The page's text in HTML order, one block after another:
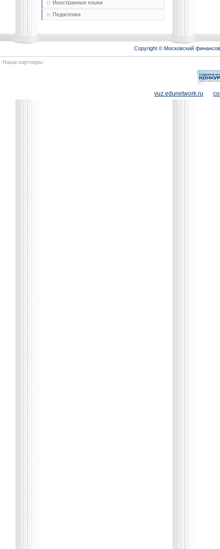
Иностранные языки
Педагогика
Copyright © Московский
Наши партнеры:
vuz.edunetwork.ru